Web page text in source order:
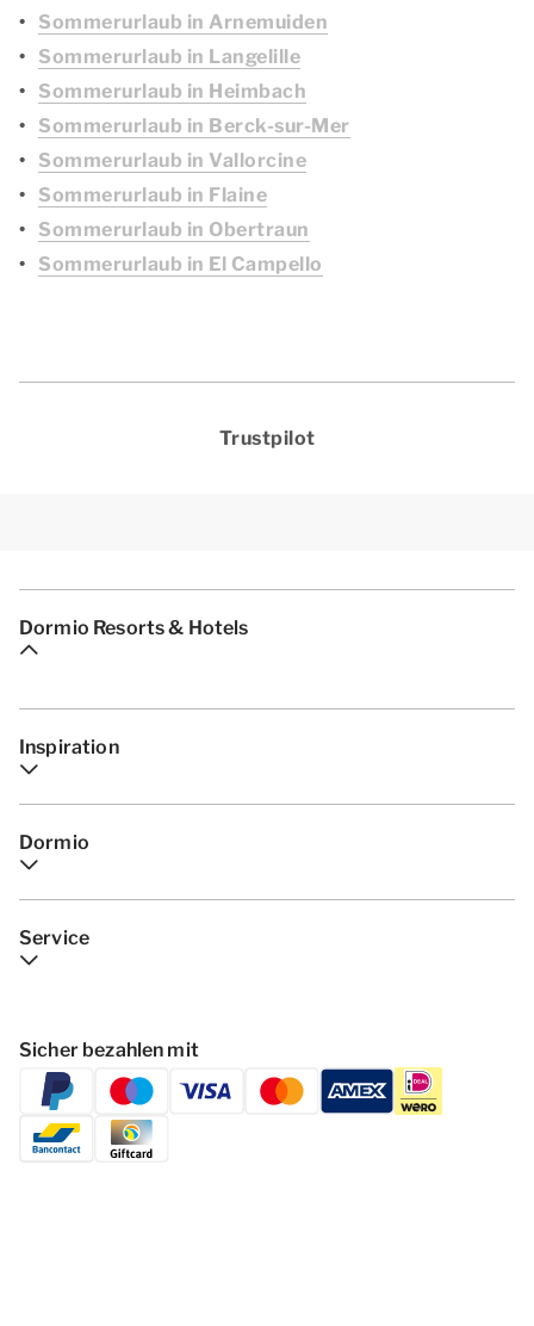
Sommerurlaub in Arnemuiden
Sommerurlaub in Langelille
Sommerurlaub in Heimbach
Sommerurlaub in Berck-sur-Mer
Sommerurlaub in Vallorcine
Sommerurlaub in Flaine
Sommerurlaub in Obertraun
Sommerurlaub in El Campello
Trustpilot
Dormio Resorts & Hotels
Inspiration
Dormio
Service
Sicher bezahlen mit